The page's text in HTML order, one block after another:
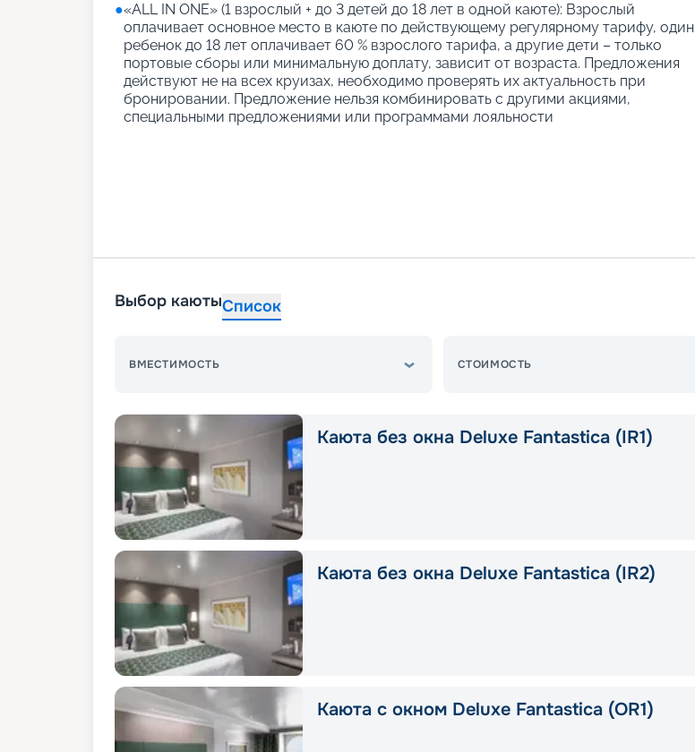
●«АLL IN ONE» (1 взрослый + до 3 детей до 18 лет в одной каюте): Взрослый
оплачивает основное место в каюте по действующему регулярному тарифу, один
ребенок до 18 лет оплачивает 60 % взрослого тарифа, а другие дети – только
портовые сборы или минимальную доплату, зависит от возраста. Предложения
действуют не на всех круизах, необходимо проверять их актуальность при
бронировании. Предложение нельзя комбинировать с другими акциями,
специальными предложениями или программами лояльности
Выбор каютыСписок
ВМЕСТИМОСТЬ СТОИМОСТЬ
Каюта без окна Deluxe Fantastica (IR1)
Каюта без окна Deluxe Fantastica (IR2)
Каюта с окном Deluxe Fantastica (OR1)